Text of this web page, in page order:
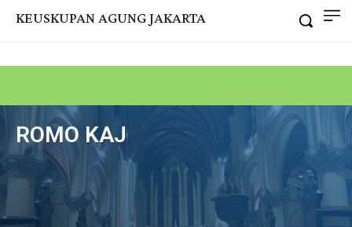
KEUSKUPAN AGUNG JAKARTA
ROMO KAJ